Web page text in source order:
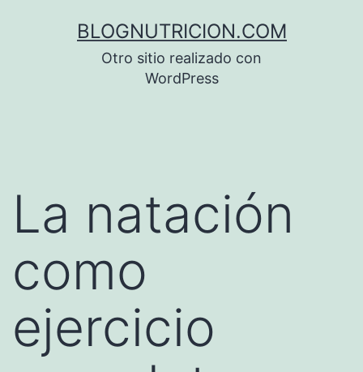
BLOGNUTRICION.COM
Otro sitio realizado con
WordPress
La natación
como
ejercicio